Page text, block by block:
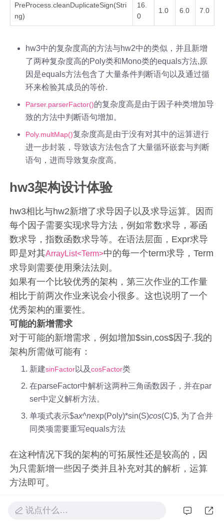
PreProcess.cleanDuplicateSign(Stri
ng)
16.
0
1.0 6.0 7.0
hw3中的复杂度高的方法与hw2中的类似，并且新增
了两种复杂度高的Poly类和Mono类的equals方法,原
因是equals方法包含了大量条件判断语句以及通过循
环来检验其成员的等价.
Parser.parserFactor()的复杂度高是由于因子种类增加导
致的方法中判断语句增加。
Poly.multMap()复杂度高是由于没有对其中的运算进行
进一步封装，导致该方法包含了大量循环嵌套与判断
语句，进而导致复杂度高。
hw3架构设计体验
hw3相比与hw2新增了求导因子以及求导运算。因而
每个因子需要实现求导方法，例如常数求导，幂函
数求导，指数函数求导等。在语法层面，Expr求导
即是对其ArrayList<Term>中的每一个term求导，Term
求导则需要使用乘法法则。
如果有一个比较优秀的架构，第三次作业的工作量
相比于前两次作业来说会小很多。这也说明了一个
优秀架构的重要性。
可能的新增需求
对于可能的新增需求，例如增加$sin,cos$因子.我的
架构所需做可能有：
新建sinFactor以及cosFactor类
在parseFactor中解析这两种三角函数因子，并在par
ser中定义解析方法。
单项式表示$ax^nexp(Poly)*sin(S)cos(C)$, 为了合并
同类项需要重写equals方法
在这种情况下我的架构的可拓展性还是较高的，因
为只需新增一些因子类并且补充对其的解析，运算
方法即可。
说点什么…